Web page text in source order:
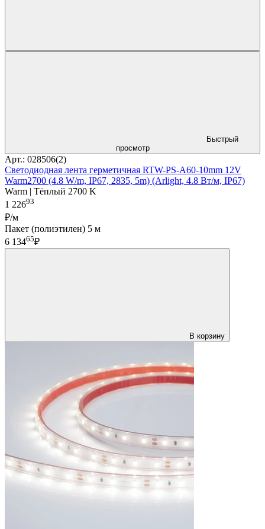
Быстрый
просмотр
Арт.: 028506(2)
Светодиодная лента герметичная RTW-PS-A60-10mm 12V
Warm2700 (4.8 W/m, IP67, 2835, 5m) (Arlight, 4.8 Вт/м, IP67)
Warm | Тёплый 2700 K
1 22693
₽/м
Пакет (полиэтилен) 5 м
6 13465₽
В корзину